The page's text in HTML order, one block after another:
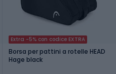
Extra -5% con codice EXTRA
Borsa per pattini a rotelle HEAD
Hage black